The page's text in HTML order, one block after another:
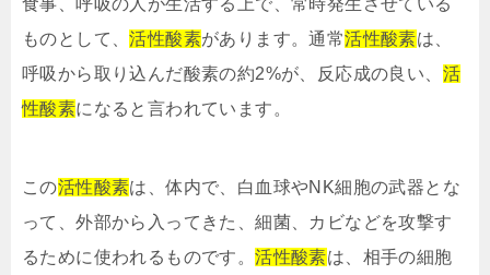
ものとして、活性酸素があります。通常活性酸素は、
呼吸から取り込んだ酸素の約2%が、反応成の良い、 活
性酸素になると言われています。
この活性酸素は、体内で、白血球やNK細胞の武器とな
って、外部から入ってきた、細菌、カビなどを攻撃す
るために使われるものです。活性酸素は、相手の細胞